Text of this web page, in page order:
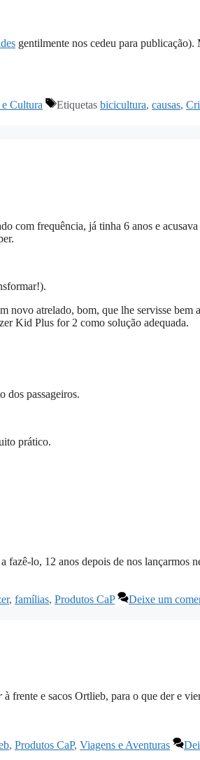
gentilmente nos cedeu para publicação).
Cultura Etiquetas bicicultura, causas,
com frequência, já tinha 6 anos e
novo atrelado, bom, que lhe servisse bem
Kid Plus for 2 como solução adequada.
dos passageiros.
prático.
fazê-lo, 12 anos depois de nos lançarmos
, famílias, Produtos CaP Deixe um
à frente e sacos Ortlieb, para o que der e
, Produtos CaP, Viagens e Aventuras